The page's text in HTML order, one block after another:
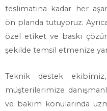
teslimatına kadar her
ön planda tutuyoruz.
özel etiket ve baskı
şekilde temsil etmenize
Teknik destek
müşterilerimize
ve bakım konularında